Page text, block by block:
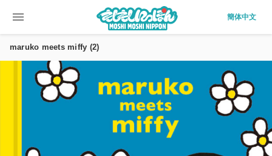
menu 簡体中文
maruko meets miffy (2)